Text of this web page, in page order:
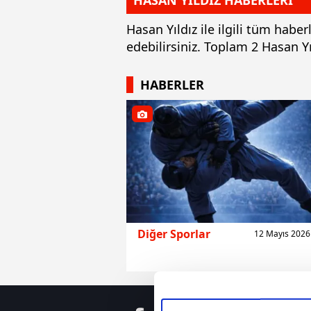
Hasan Yıldız ile ilgili tüm
edebilirsiniz. Toplam 2 Hasan
HABERLER
Diğer Sporlar 12 Mayıs